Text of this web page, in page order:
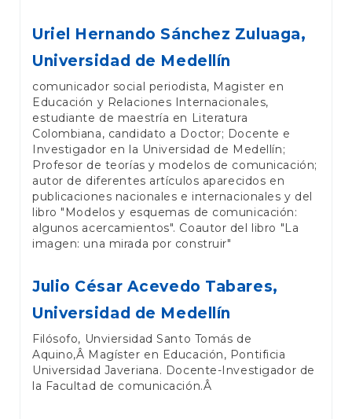
Uriel Hernando Sánchez Zuluaga,
Universidad de Medellín
comunicador social periodista, Magister en
Educación y Relaciones Internacionales,
estudiante de maestría en Literatura
Colombiana, candidato a Doctor; Docente e
Investigador en la Universidad de Medellín;
Profesor de teorías y modelos de comunicación;
autor de diferentes artículos aparecidos en
publicaciones nacionales e internacionales y del
libro "Modelos y esquemas de comunicación:
algunos acercamientos". Coautor del libro "La
imagen: una mirada por construir"
Julio César Acevedo Tabares,
Universidad de Medellín
Filósofo, Unviersidad Santo Tomás de
Aquino,Â Magíster en Educación, Pontificia
Universidad Javeriana. Docente-Investigador de
la Facultad de comunicación.Â